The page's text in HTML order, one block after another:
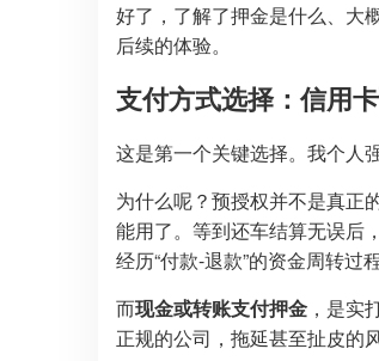
好了，了解了押金是什么、
后续的体验。
支付方式选择：信用
这是第一个关键选择。我个人
为什么呢？预授权并不是真正
能用了。等到还车结算无误后
经历“付款-退款”的资金周转过
而现金或转账支付押金 ，是实
正规的公司，拖延甚至扯皮的